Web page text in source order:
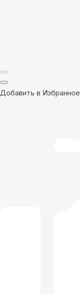
Добавить в Избранное